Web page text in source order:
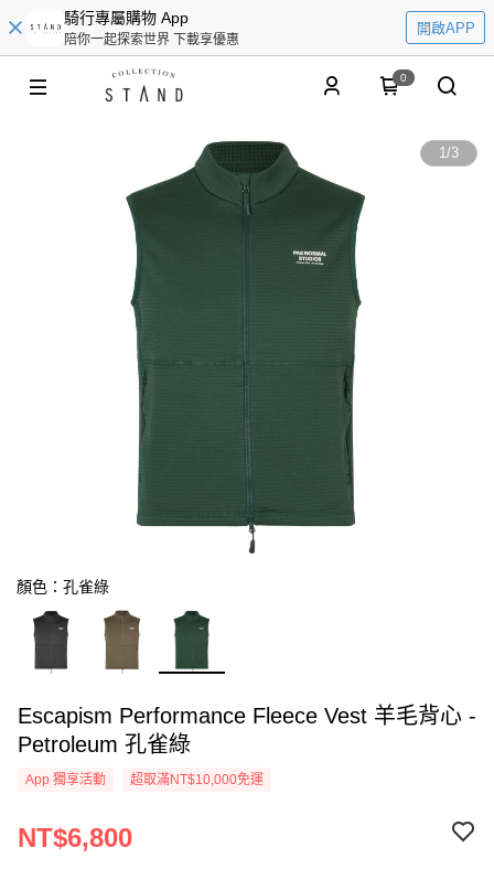
騎行專屬購物 App
陪你一起探索世界 下載享優惠
開啟APP
0
1/3
顏色：孔雀綠
Escapism Performance Fleece Vest 羊毛背心 -
Petroleum 孔雀綠
App 獨享活動 超取滿NT$10,000免運
NT$6,800